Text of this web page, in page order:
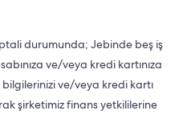
durumunda; Jebinde beş iş
ve/veya kredi kartınıza
ve/veya kredi kartı
şirketimiz finans yetkililerine